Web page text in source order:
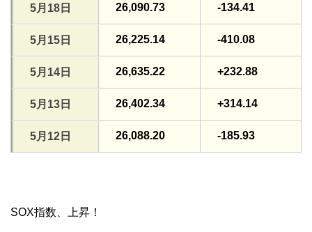
5月18日 26,090.73 -134.41
5月15日 26,225.14 -410.08
5月14日 26,635.22 +232.88
5月13日 26,402.34 +314.14
5月12日 26,088.20 -185.93
SOX指数、上昇！